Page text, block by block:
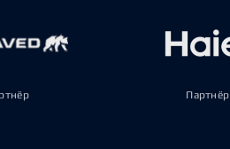
Партнёр